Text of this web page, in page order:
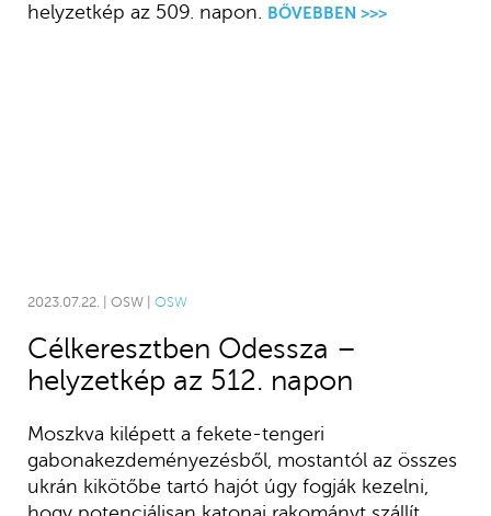
2023.07.22. | OSW | OSW
Célkeresztben Odessza –
helyzetkép az 512. napon
Moszkva kilépett a fekete-tengeri
gabonakezdeményezésből, mostantól az összes
ukrán kikötőbe tartó hajót úgy fogják kezelni,
helyzetkép az 509. napon. BŐVEBBEN >>>